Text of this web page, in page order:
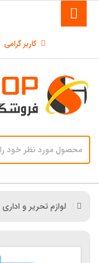
کاربر گرامی
لوازم تحریر و اداری